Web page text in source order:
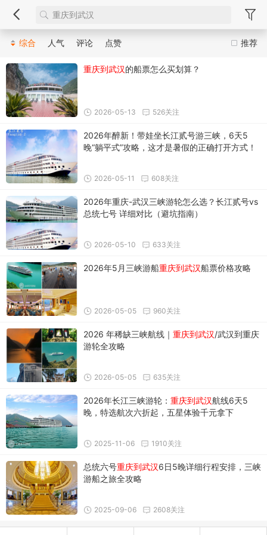
推荐
综合 人气 评论 点赞
重庆到武汉的船票怎么买划算？
526关注
2026-05-13
2026年醉新！带娃坐长江贰号游三峡，6天5
晚“躺平式”攻略，这才是暑假的正确打开方式！
608关注
2026-05-11
2026年重庆-武汉三峡游轮怎么选？长江贰号vs
总统七号 详细对比（避坑指南）
633关注
2026-05-10
2026年5月三峡游船重庆到武汉船票价格攻略
960关注
2026-05-05
2026 年稀缺三峡航线｜ 重庆到武汉/武汉到重庆
游轮全攻略
635关注
2026-05-05
2026年长江三峡游轮： 重庆到武汉航线6天5
晚，特选航次六折起，五星体验千元拿下
1910关注
2025-11-06
总统六号重庆到武汉6日5晚详细行程安排，三峡
游船之旅全攻略​
2608关注
2025-09-06